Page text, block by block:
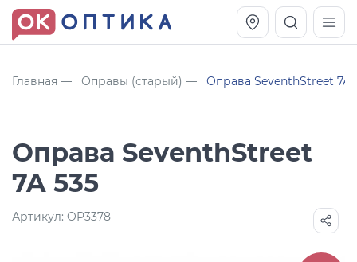
Главная Оправы (старый) Оправа SeventhStreet 7A
Оправа SeventhStreet
7A 535
Артикул: OP3378